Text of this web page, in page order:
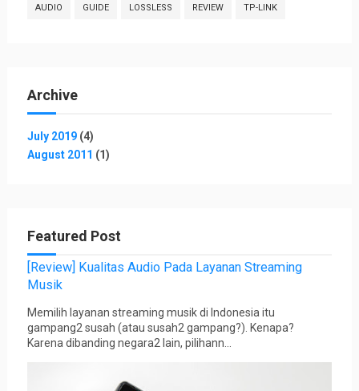
AUDIO GUIDE LOSSLESS REVIEW TP-LINK
Archive
July 2019(4)
August 2011 (1)
Featured Post
[Review] Kualitas Audio Pada Layanan Streaming
Musik
Memilih layanan streaming musik di Indonesia itu
gampang2 susah (atau susah2 gampang?). Kenapa?
Karena dibanding negara2 lain, pilihann...